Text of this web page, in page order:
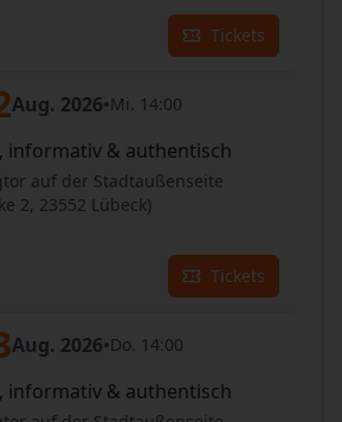
Tickets
Aug. 2026•Mi. 14:00
informativ & authentisch
auf der Stadtaußenseite
2, 23552 Lübeck)
Tickets
Aug. 2026•Do. 14:00
informativ & authentisch